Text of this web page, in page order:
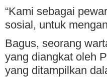
“Kami sebagai
sosial, untuk
Bagus, seorang
yang diangkat oleh
yang ditampilkan